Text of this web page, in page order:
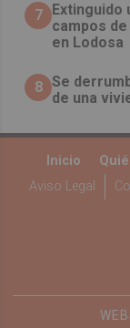
7
Extinguido
campos
en Lodosa
8 Se
de una
Inicio
Aviso Legal